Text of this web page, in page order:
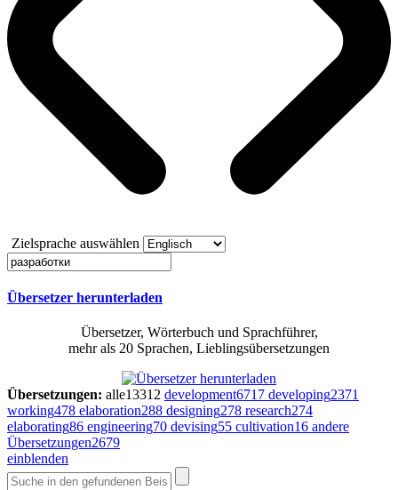
Zielsprache auswählen
Übersetzer herunterladen
Übersetzer, Wörterbuch und Sprachführer,
mehr als 20 Sprachen, Lieblingsübersetzungen
Übersetzungen: alle13312 development6717 developing2371
working478 elaboration288 designing278 research274
elaborating86 engineering70 devising55 cultivation16 andere
Übersetzungen2679
einblenden